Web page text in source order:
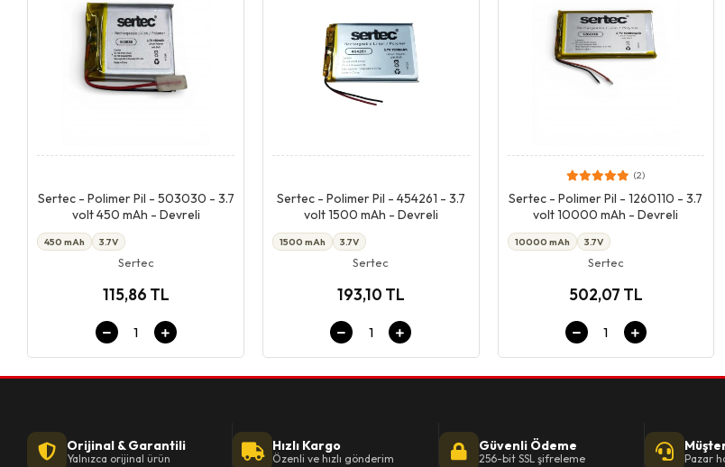
Sertec - Polimer Pil - 503030 - 3.7
volt 450 mAh - Devreli
450 mAh 3.7V
Sertec
115,86 TL
Sertec - Polimer Pil - 454261 - 3.7
volt 1500 mAh - Devreli
1500 mAh 3.7V
Sertec
193,10 TL
(2)
Sertec - Polimer Pil - 1260110 - 3.7
volt 10000 mAh - Devreli
10000 mAh 3.7V
Sertec
502,07 TL
Orijinal & Garantili
Yalnızca orijinal ürün
Hızlı Kargo
Özenli ve hızlı gönderim
Güvenli Ödeme
256-bit SSL şifreleme Pazar